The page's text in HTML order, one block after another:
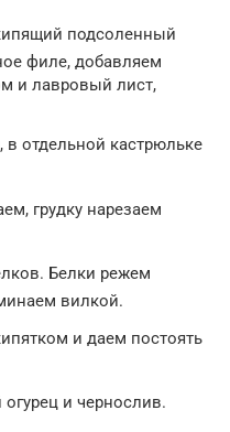
подсоленный
филе, добавляем
и лавровый лист,
в отдельной кастрюльке
грудку нарезаем
Белки режем
вилкой.
и даем постоять
и чернослив.